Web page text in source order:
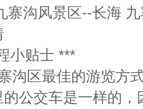
寨沟风景区--长海
小贴士 ***
沟区最佳的游览方
的公交车是一样的